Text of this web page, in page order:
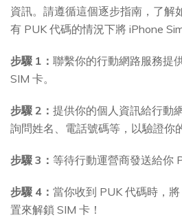
資訊。請遵循這個逐步指南，了解
有 PUK 代碼的情況下將 iPhone
步驟 1： 聯繫你的行動網路服務提
SIM 卡。
步驟 2： 提供你的個人資訊給行動
詢問姓名、電話號碼等，以驗證你
步驟 3： 等待行動運營商發送給你
步驟 4： 當你收到 PUK 代碼時，
置來解鎖 SIM 卡！